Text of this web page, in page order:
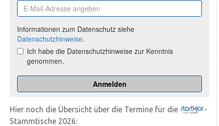
Hier noch die Übersicht über die Termine für die
-
Stammtische 2026: